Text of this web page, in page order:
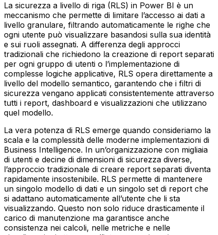
La sicurezza a livello di riga (RLS) in Power BI è un
meccanismo che permette di limitare l’accesso ai dati a
livello granulare, filtrando automaticamente le righe che
ogni utente può visualizzare basandosi sulla sua identità
e sui ruoli assegnati. A differenza degli approcci
tradizionali che richiedono la creazione di report separati
per ogni gruppo di utenti o l’implementazione di
complesse logiche applicative, RLS opera direttamente a
livello del modello semantico, garantendo che i filtri di
sicurezza vengano applicati consistentemente attraverso
tutti i report, dashboard e visualizzazioni che utilizzano
quel modello.
La vera potenza di RLS emerge quando consideriamo la
scala e la complessità delle moderne implementazioni di
Business Intelligence. In un’organizzazione con migliaia
di utenti e decine di dimensioni di sicurezza diverse,
l’approccio tradizionale di creare report separati diventa
rapidamente insostenibile. RLS permette di mantenere
un singolo modello di dati e un singolo set di report che
si adattano automaticamente all’utente che li sta
visualizzando. Questo non solo riduce drasticamente il
carico di manutenzione ma garantisce anche
consistenza nei calcoli, nelle metriche e nelle